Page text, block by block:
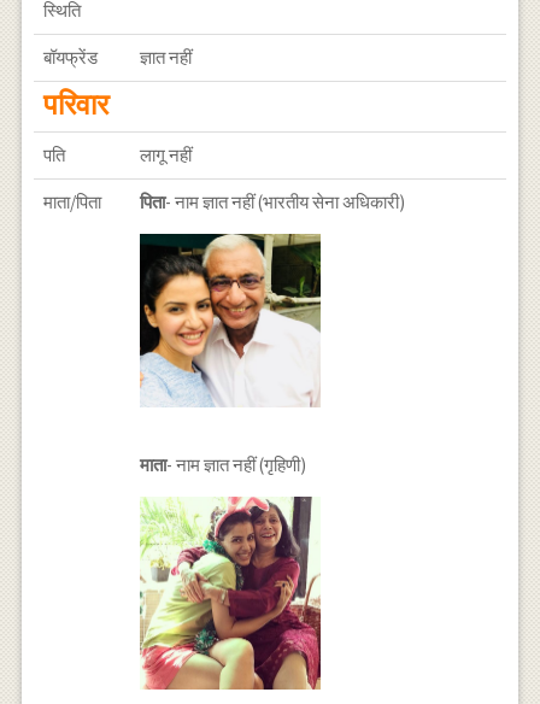
स्थिति
बॉयफ्रेंड ज्ञात नहीं
परिवार
पति लागू नहीं
माता/पिता पिता- नाम ज्ञात नहीं (भारतीय सेना अधिकारी)
माता- नाम ज्ञात नहीं (गृहिणी)